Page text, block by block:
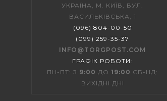
УКРАЇНА, М. КИЇВ, ВУЛ.
ВАСИЛЬКІВСЬКА, 1
(096) 804-00-50
(099) 259-35-37
INFO@TORGPOST.COM
ГРАФІК РОБОТИ :
ПН-ПТ: З 9:00 ДО19:00 СБ-НД:
ВИХІДНІ ДНІ